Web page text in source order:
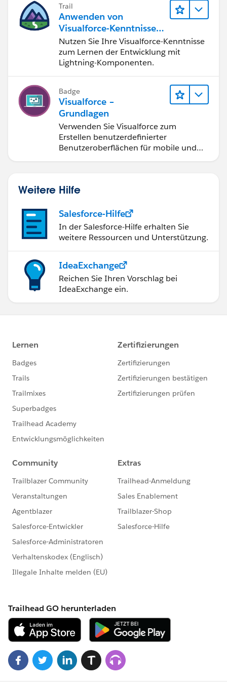
                </apex:pageBlockSectionItem>
            </apex:pageBlockSection>
            </apex:outputpanel>
Trail
Anwenden von
Visualforce-Kenntnissen
auf Lightning-
Komponenten
Nutzen Sie Ihre Visualforce-Kenntnisse
zum Lernen der Entwicklung mit
Lightning-Komponenten.
Badge
Visualforce –
Grundlagen
Verwenden Sie Visualforce zum
Erstellen benutzerdefinierter
Benutzeroberflächen für mobile und
Weitere Hilfe
Salesforce-Hilfe
In der Salesforce-Hilfe erhalten Sie
weitere Ressourcen und Unterstützung.
IdeaExchange
Reichen Sie Ihren Vorschlag bei
IdeaExchange ein.